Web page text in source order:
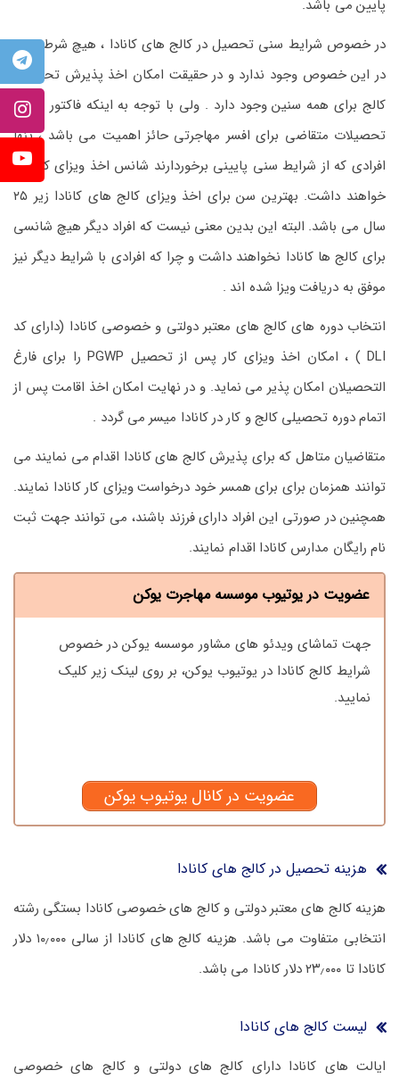
پایین می باشد.
در خصوص شرایط سنی تحصیل در کالج های کانادا ، هیچ شرط سنی
در این خصوص وجود ندارد و در حقیقت امکان اخذ پذیرش تحصیلی
کالج برای همه سنین وجود دارد . ولی با توجه به اینکه فاکتور سن و
تحصیلات متقاضی برای افسر مهاجرتی حائز اهمیت می باشد ، تنها
افرادی که از شرایط سنی پایینی برخوردارند شانس اخذ ویزای کالج را
خواهند داشت. بهترین سن برای اخذ ویزای کالج های کانادا زیر ۲۵
سال می باشد. البته این بدین معنی نیست که افراد دیگر هیچ شانسی
برای کالج ها کانادا نخواهند داشت و چرا که افرادی با شرایط دیگر نیز
موفق به دریافت ویزا شده اند .
انتخاب دوره های کالج های معتبر دولتی و خصوصی کانادا (دارای کد
DLI ) ، امکان اخذ ویزای کار پس از تحصیل PGWP را برای فارغ
التحصیلان امکان پذیر می نماید. و در نهایت امکان اخذ اقامت پس از
اتمام دوره تحصیلی کالج و کار در کانادا میسر می گردد .
متقاضیان متاهل که برای پذیرش کالج های کانادا اقدام می نمایند می
توانند همزمان برای برای همسر خود درخواست ویزای کار کانادا نمایند.
همچنین در صورتی این افراد دارای فرزند باشند، می توانند جهت ثبت
نام رایگان مدارس کانادا اقدام نمایند.
عضویت در یوتیوب موسسه مهاجرت یوکن
جهت تماشای ویدئو های مشاور موسسه یوکن در خصوص
شرایط کالج کانادا در یوتیوب یوکن، بر روی لینک زیر کلیک
نمایید.
عضویت در کانال یوتیوب یوکن
هزینه تحصیل در کالج های کانادا
هزینه کالج های معتبر دولتی و کالج های خصوصی کانادا بستگی رشته
انتخابی متفاوت می باشد. هزینه کالج های کانادا از سالی ۱۰٫۰۰۰ دلار
کانادا تا ۲۳٫۰۰۰ دلار کانادا می باشد.
لیست کالج های کانادا
ایالت های کانادا دارای کالج های دولتی و کالج های خصوصی